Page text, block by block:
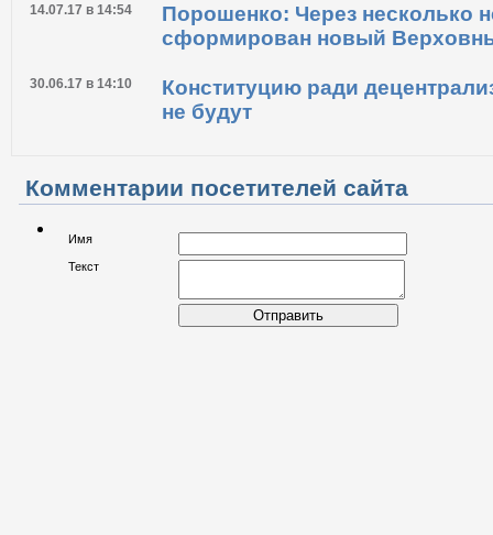
14.07.17 в 14:54
Порошенко: Через несколько
сформирован новый
30.06.17 в 14:10
Конституцию ради
не будут
Комментарии посетителей сайта
Имя
Текст
Отправить